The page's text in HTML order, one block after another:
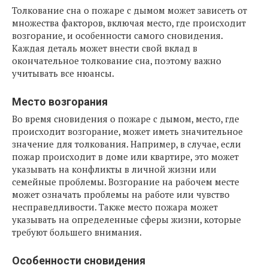
Толкование сна о пожаре с дымом может зависеть от
множества факторов, включая место, где происходит
возгорание, и особенности самого сновидения.
Каждая деталь может внести свой вклад в
окончательное толкование сна, поэтому важно
учитывать все нюансы.
Место возгорания
Во время сновидения о пожаре с дымом, место, где
происходит возгорание, может иметь значительное
значение для толкования. Например, в случае, если
пожар происходит в доме или квартире, это может
указывать на конфликты в личной жизни или
семейные проблемы. Возгорание на рабочем месте
может означать проблемы на работе или чувство
несправедливости. Также место пожара может
указывать на определенные сферы жизни, которые
требуют большего внимания.
Особенности сновидения